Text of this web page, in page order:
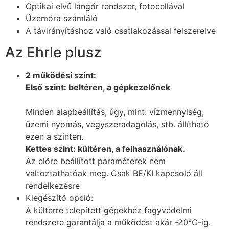
Optikai elvű lángőr rendszer, fotocellával
Üzemóra számláló
A távirányításhoz való csatlakozással felszerelve
Az Ehrle plusz
2 működési szint:
Első szint: beltéren, a gépkezelőnek
Minden alapbeállítás, úgy, mint: vízmennyiség,
üzemi nyomás, vegyszeradagolás, stb. állítható
ezen a szinten.
Kettes szint: kültéren, a felhasználónak.
Az előre beállított paraméterek nem
változtathatóak meg. Csak BE/KI kapcsoló áll
rendelkezésre
Kiegészítő opció:
A kültérre telepített gépekhez fagyvédelmi
rendszere garantálja a működést akár -20°C-ig.